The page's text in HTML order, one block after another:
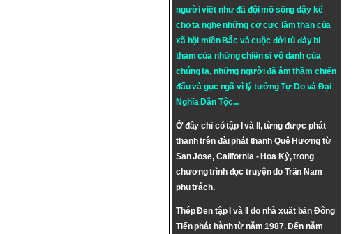
người viết như đã đội mồ sống dậy kể
cho ta nghe những cơ cực lầm than của
xã hội miền Bắc và cuộc đời tù đày bi
thảm của những chiến sĩ vô danh của
chúng ta, những người đã âm thầm chiến
đấu và gục ngã vì lý tưởngTự DovàĐại
Nghĩa Dân Tộc...
Ở đây chỉ có tập I và II, từng được phát
thanh trên đài phát thanh Quê Hương từ
San Jose, California - Hoa Kỳ, trong
chương trình đọc truyện do Trần Nam
phụ trách.
Thép Đen tập I và II do nhà xuất bản Đông
Tiến phát hành từ năm 1987. Đến năm